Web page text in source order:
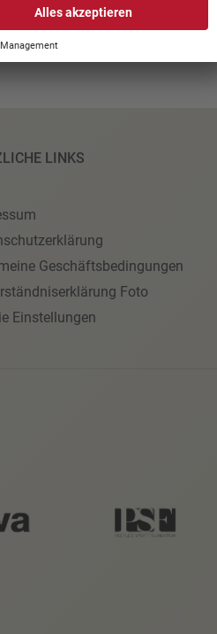
LINKS
Geschäftsbedingungen
Foto
Einstellungen